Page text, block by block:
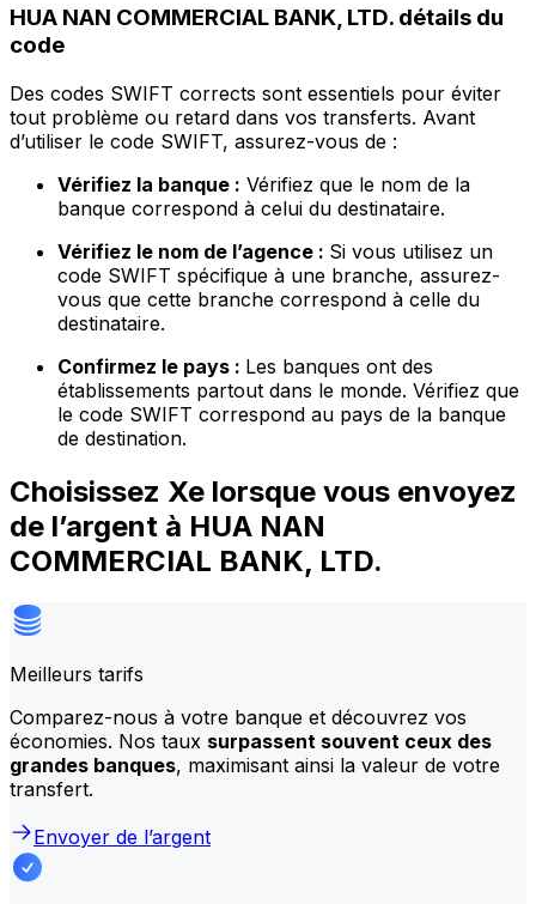
HUA NAN COMMERCIAL BANK, LTD. détails du
code
Des codes SWIFT corrects sont essentiels pour éviter
tout problème ou retard dans vos transferts. Avant
d’utiliser le code SWIFT, assurez-vous de :
Vérifiez la banque : Vérifiez que le nom de la
banque correspond à celui du destinataire.
Vérifiez le nom de l’agence : Si vous utilisez un
code SWIFT spécifique à une branche, assurez-
vous que cette branche correspond à celle du
destinataire.
Confirmez le pays : Les banques ont des
établissements partout dans le monde. Vérifiez que
le code SWIFT correspond au pays de la banque
de destination.
Choisissez Xe lorsque vous envoyez
de l’argent à HUA NAN
COMMERCIAL BANK, LTD.
Meilleurs tarifs
Comparez-nous à votre banque et découvrez vos
économies. Nos taux surpassent souvent ceux des
grandes banques, maximisant ainsi la valeur de votre
transfert.
Envoyer de l’argent